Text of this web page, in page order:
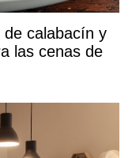
de calabacín y
las cenas de